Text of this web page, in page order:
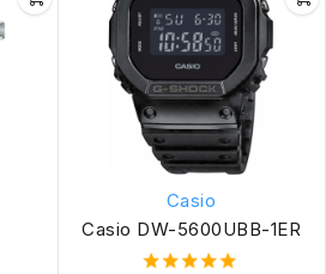
Casio
Casio DW-5600UBB-1ER